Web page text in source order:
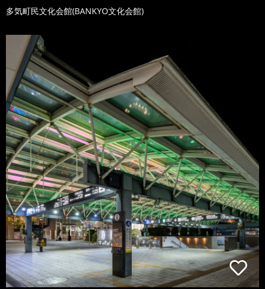
多気町民文化会館(BANKYO文化会館)